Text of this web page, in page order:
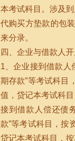
本考试科目。涉及
代购买方垫款的包
来分录。
四、企业与借款人
1、企业接到借款人
期存款”等考试科目
值，贷记本考试科目
接到借款人偿还债
款”等考试科目，按
贷记本考试科目，按